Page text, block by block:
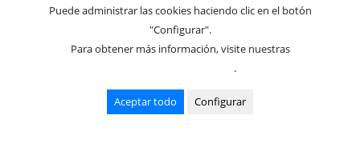
Acepto privacidad
Cuadros y espejos Sillas Mesas
Lámparas
Puede administrar las cookies haciendo clic en el botón
"Configurar".
Para obtener más información, visite nuestras
.
Aceptar todo Configurar